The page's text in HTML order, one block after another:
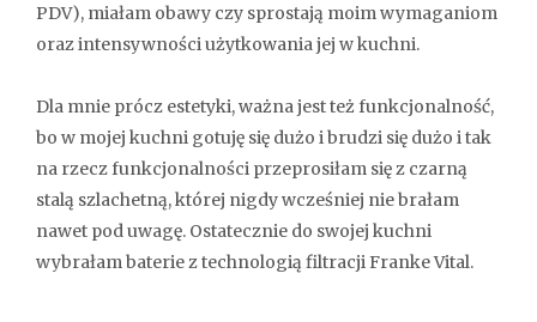
PDV), miałam obawy czy sprostają moim wymaganiom
oraz intensywności użytkowania jej w kuchni.
Dla mnie prócz estetyki, ważna jest też funkcjonalność,
bo w mojej kuchni gotuję się dużo i brudzi się dużo i tak
na rzecz funkcjonalności przeprosiłam się z czarną
stalą szlachetną, której nigdy wcześniej nie brałam
nawet pod uwagę. Ostatecznie do swojej kuchni
wybrałam baterie z technologią filtracji Franke Vital.